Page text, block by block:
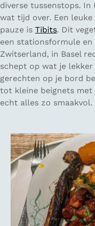
diverse tussenstops. In
wat tijd over. Een
pauze is Tibits. Dit
een stationsformule
Zwitserland, in Basel
schept op wat je
gerechten op je bord
tot kleine beignets met
echt alles zo smaakvol.